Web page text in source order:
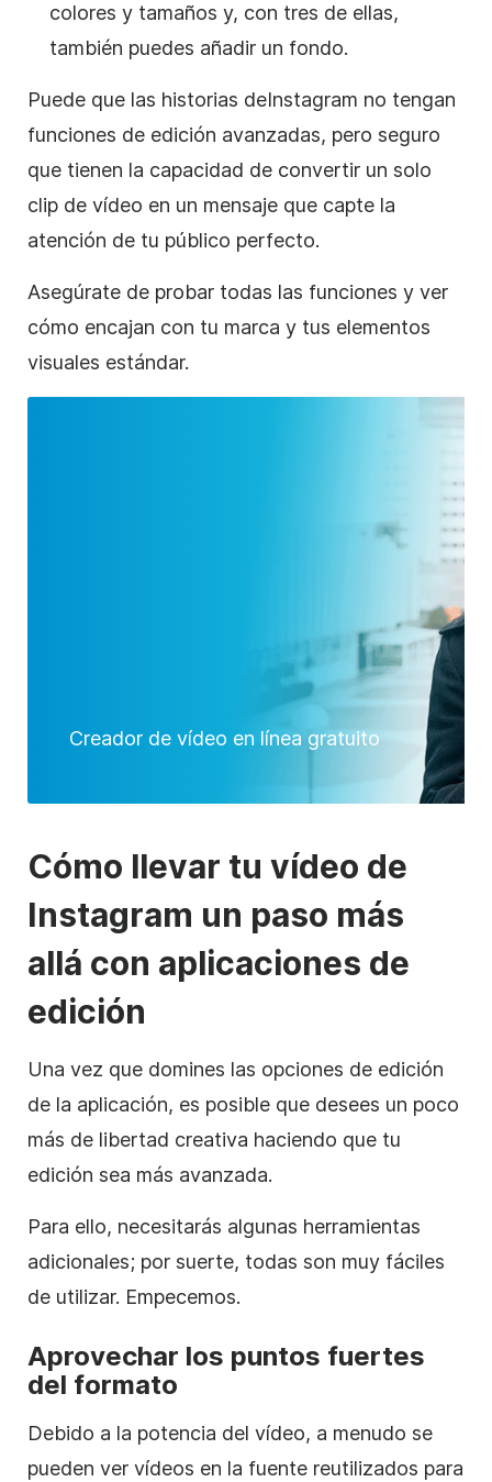
colores y tamaños y, con tres de ellas,
también puedes añadir un fondo.
Puede que las historias deInstagram no tengan
funciones de edición avanzadas, pero seguro
que tienen la capacidad de convertir un solo
clip de vídeo en un mensaje que capte la
atención de tu público perfecto.
Asegúrate de probar todas las funciones y ver
cómo encajan con tu marca y tus elementos
visuales estándar.
Creador de vídeo en línea gratuito
Cómo llevar tu vídeo de
Instagram un paso más
allá con aplicaciones de
edición
Una vez que domines las opciones de edición
de la aplicación, es posible que desees un poco
más de libertad creativa haciendo que tu
edición sea más avanzada.
Para ello, necesitarás algunas herramientas
adicionales; por suerte, todas son muy fáciles
de utilizar. Empecemos.
Aprovechar los puntos fuertes
del formato
Debido a la potencia del vídeo, a menudo se
pueden ver vídeos en la fuente reutilizados para